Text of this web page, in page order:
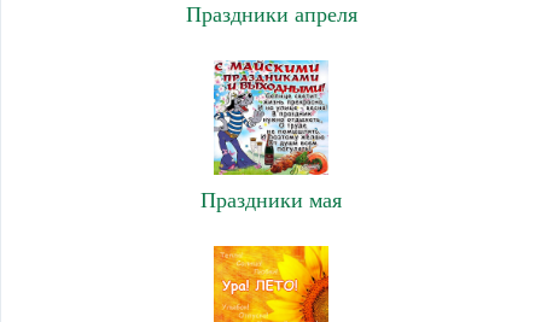
Праздники апреля
Праздники мая